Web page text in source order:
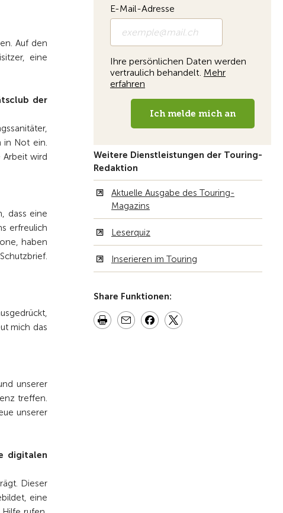
Auf den
eine
der
in Not ein.
Arbeit wird
dass eine
erfreulich
haben
mich das
unserer
treffen.
unserer
digitalen
Dieser
eine
Weitere Dienstleistungen der Touring-
Redaktion
Aktuelle Ausgabe des Touring-
Magazins
Leserquiz
Inserieren im Touring
Share Funktionen: